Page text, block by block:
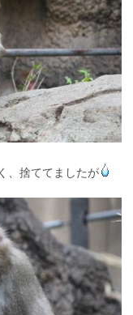
、捨ててましたが